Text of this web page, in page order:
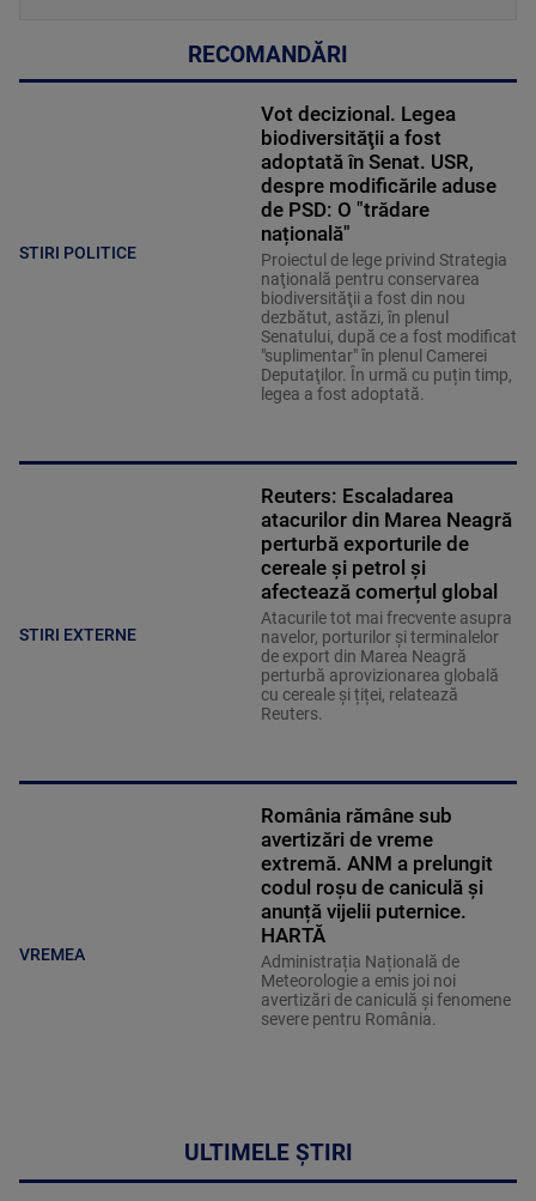
RECOMANDĂRI
STIRI POLITICE
Vot decizional. Legea
biodiversităţii a fost
adoptată în Senat. USR,
despre modificările aduse
de PSD: O "trădare
națională"
Proiectul de lege privind Strategia
naţională pentru conservarea
biodiversităţii a fost din nou
dezbătut, astăzi, în plenul
Senatului, după ce a fost modificat
"suplimentar" în plenul Camerei
Deputaţilor. În urmă cu puțin timp,
legea a fost adoptată.
STIRI EXTERNE
Reuters: Escaladarea
atacurilor din Marea Neagră
perturbă exporturile de
cereale și petrol și
afectează comerțul global
Atacurile tot mai frecvente asupra
navelor, porturilor și terminalelor
de export din Marea Neagră
perturbă aprovizionarea globală
cu cereale și țiței, relatează
Reuters.
VREMEA
România rămâne sub
avertizări de vreme
extremă. ANM a prelungit
codul roșu de caniculă și
anunță vijelii puternice.
HARTĂ
Administrația Națională de
Meteorologie a emis joi noi
avertizări de caniculă și fenomene
severe pentru România.
ULTIMELE ȘTIRI